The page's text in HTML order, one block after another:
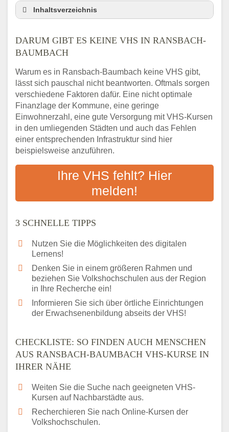
Inhaltsverzeichnis
Baumbach
3 schnelle Tipps
Ransbach-Baumbach VHS-Kurse in Ihrer
Nähe
Abendschule in der Region rund um
Ransbach-Baumbach
VHS steht für Erwachsenenbildung
Online-Kurse: Alternative Angebote zum
VHS-Kurs
Checkliste: Darauf kommt es bei
Bildungsangeboten an
Das bundesweite Volkshochschulwesen
DARUM GIBT ES KEINE VHS IN RANSBACH-
BAUMBACH
Warum es in Ransbach-Baumbach keine VHS gibt,
lässt sich pauschal nicht beantworten. Oftmals sorgen
verschiedene Faktoren dafür. Eine nicht optimale
Finanzlage der Kommune, eine geringe
Einwohnerzahl, eine gute Versorgung mit VHS-Kursen
in den umliegenden Städten und auch das Fehlen
einer entsprechenden Infrastruktur sind hier
beispielsweise anzuführen.
Ihre VHS fehlt? Hier
melden!
3 SCHNELLE TIPPS
Nutzen Sie die Möglichkeiten des digitalen
Lernens!
Denken Sie in einem größeren Rahmen und
beziehen Sie Volkshochschulen aus der Region
in Ihre Recherche ein!
Informieren Sie sich über örtliche Einrichtungen
der Erwachsenenbildung abseits der VHS!
CHECKLISTE: SO FINDEN AUCH MENSCHEN
AUS RANSBACH-BAUMBACH VHS-KURSE IN
IHRER NÄHE
Weiten Sie die Suche nach geeigneten VHS-
Kursen auf Nachbarstädte aus.
Recherchieren Sie nach Online-Kursen der
Volkshochschulen.